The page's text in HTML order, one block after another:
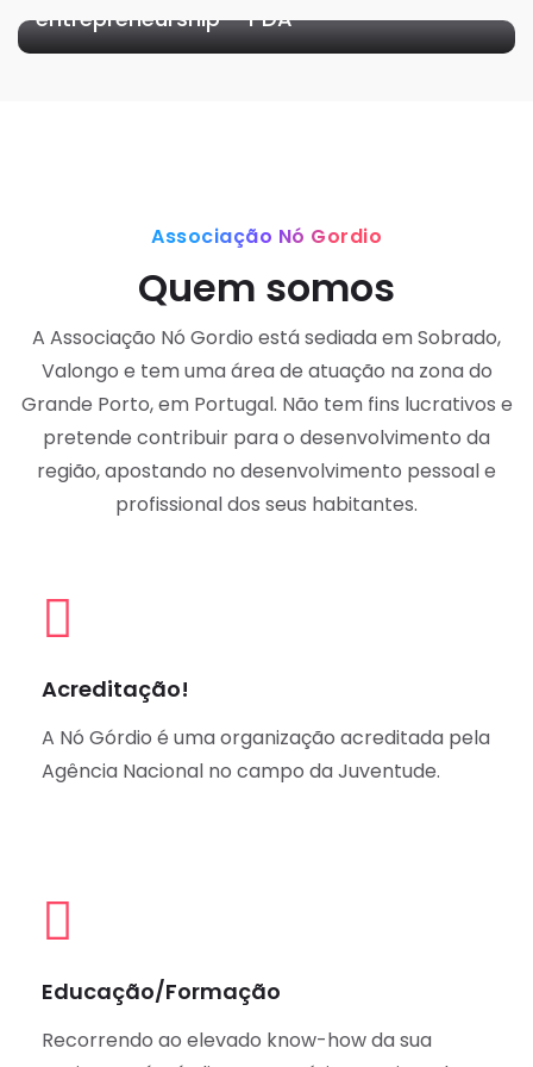
entrepreneurship – PDA
Associação Nó Gordio
Quem somos
A Associação Nó Gordio está sediada em Sobrado,
Valongo e tem uma área de atuação na zona do
Grande Porto, em Portugal. Não tem fins lucrativos e
pretende contribuir para o desenvolvimento da
região, apostando no desenvolvimento pessoal e
profissional dos seus habitantes.
Acreditação!
A Nó Górdio é uma organização acreditada pela
Agência Nacional no campo da Juventude.
Educação/Formação
Recorrendo ao elevado know-how da sua